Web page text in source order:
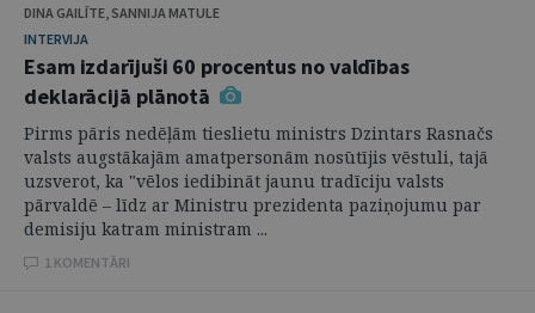
DINA GAILĪTE, SANNIJA MATULE
INTERVIJA
Esam izdarījuši 60 procentus no valdības
deklarācijā plānotā
Pirms pāris nedēļām tieslietu ministrs Dzintars Rasnačs
valsts augstākajām amatpersonām nosūtījis vēstuli, tajā
uzsverot, ka "vēlos iedibināt jaunu tradīciju valsts
pārvaldē – līdz ar Ministru prezidenta paziņojumu par
demisiju katram ministram ...
1 KOMENTĀRI